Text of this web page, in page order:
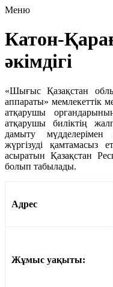
Меню
Катон-
әкімдігі
«Шығыс Қазақстан
аппараты» мемлекеттік
атқарушы
атқарушы биліктің
дамыту мүдделерімен
жүргізуді қамтамасыз
асыратын Қазақстан
болып табылады.
Адрес
Жұмыс уақыты: